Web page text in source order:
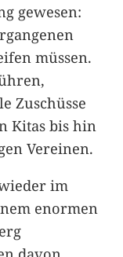
gewesen:
müssen.
Zuschüsse
Kitas bis hin
Vereinen.
im
enormen